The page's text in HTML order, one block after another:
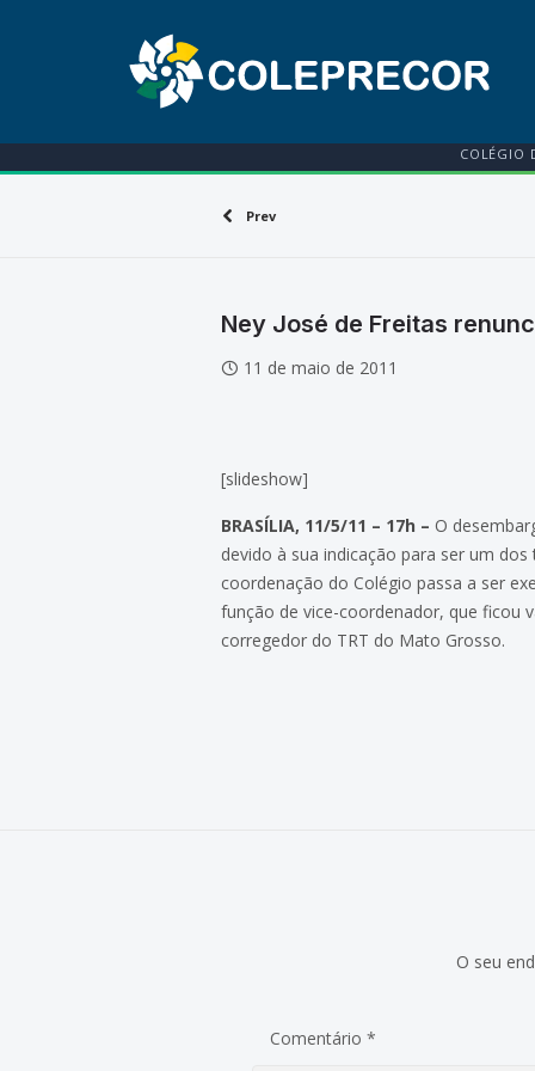
COLÉGIO
Prev
Ney José de Freitas
11 de maio de 2011
[slideshow]
BRASÍLIA, 11/5/11 – 17h – O
devido à sua indicação para ser um
coordenação do Colégio passa a ser
função de vice-coordenador, que ficou
corregedor do TRT do Mato Grosso.
O seu
Comentário*